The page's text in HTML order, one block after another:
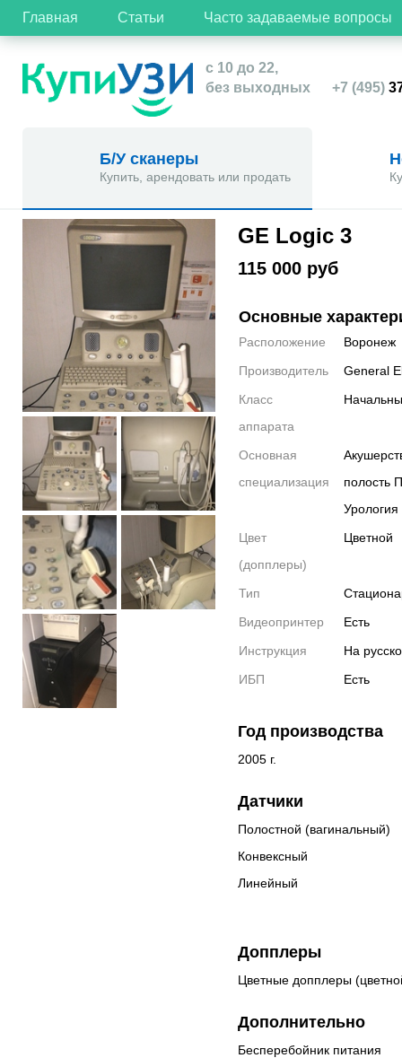
Главная Статьи Часто задаваемые вопросы
с 10 до 22,
без выходных
+7 (495)
Б/У сканеры
Купить, арендовать или продать
GE Logic 3
115 000 руб
Основные
Расположение
Воронеж
Производитель
General
Класс
аппарата
Основная
специализация
полость
Урология
Цвет
(допплеры)
Цветной
Тип
Видеопринтер
Есть
Инструкция
На
ИБП
Есть
Год производства
2005 г.
Датчики
Полостной (вагинальный)
Конвексный
Линейный
Допплеры
Цветные допплеры
Дополнительно
Бесперебойник питания